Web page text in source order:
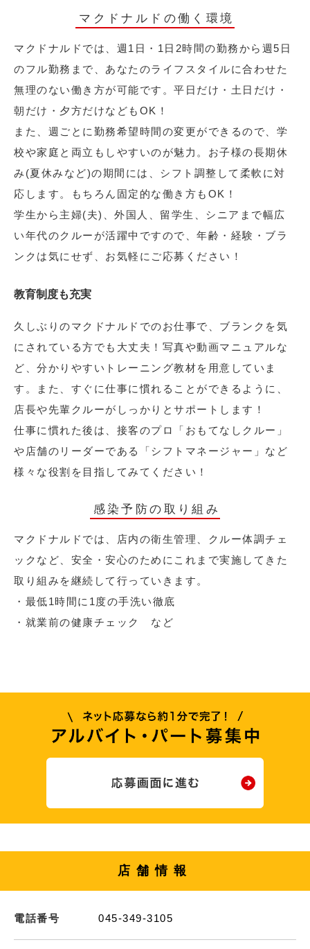
マクドナルドの働く環境
マクドナルドでは、週1日・1日2時間の勤務から週5日
のフル勤務まで、あなたのライフスタイルに合わせた
無理のない働き方が可能です。平日だけ・土日だけ・
朝だけ・夕方だけなどもOK！
また、週ごとに勤務希望時間の変更ができるので、学
校や家庭と両立もしやすいのが魅力。お子様の長期休
み(夏休みなど)の期間には、シフト調整して柔軟に対
応します。もちろん固定的な働き方もOK！
学生から主婦(夫)、外国人、留学生、シニアまで幅広
い年代のクルーが活躍中ですので、年齢・経験・ブラ
ンクは気にせず、お気軽にご応募ください！
教育制度も充実
久しぶりのマクドナルドでのお仕事で、ブランクを気
にされている方でも大丈夫！写真や動画マニュアルな
ど、分かりやすいトレーニング教材を用意していま
す。また、すぐに仕事に慣れることができるように、
店長や先輩クルーがしっかりとサポートします！
仕事に慣れた後は、接客のプロ「おもてなしクルー」
や店舗のリーダーである「シフトマネージャー」など
様々な役割を目指してみてください！
感染予防の取り組み
マクドナルドでは、店内の衛生管理、クルー体調チェ
ックなど、安全・安心のためにこれまで実施してきた
取り組みを継続して行っていきます。
・最低1時間に1度の手洗い徹底
・就業前の健康チェック など
店舗情報
電話番号 045-349-3105